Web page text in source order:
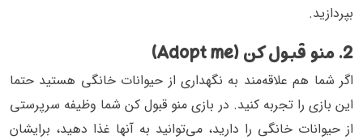
بپردازید.
2. منو قبول کن (Adopt me)
اگر شما هم علاقه‌مند به نگهداری از حیوانات خانگی هستید حتما
این بازی را تجربه کنید. در بازی منو قبول کن شما وظیفه‌ سرپرستی
از حیوانات خانگی را دارید، می‌توانید به آنها غذا دهید، برایشان